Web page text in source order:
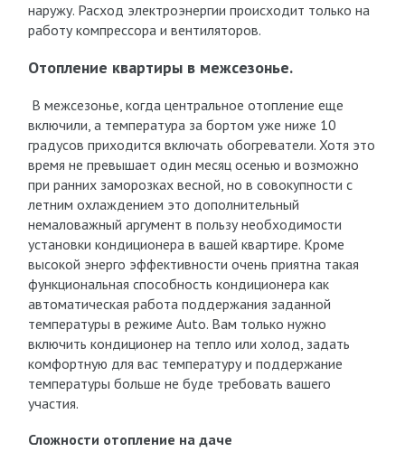
наружу. Расход электроэнергии происходит только на
работу компрессора и вентиляторов.
Отопление квартиры в межсезонье.
В межсезонье, когда центральное отопление еще
включили, а температура за бортом уже ниже 10
градусов приходится включать обогреватели. Хотя это
время не превышает один месяц осенью и возможно
при ранних заморозках весной, но в совокупности с
летним охлаждением это дополнительный
немаловажный аргумент в пользу необходимости
установки кондиционера в вашей квартире. Кроме
высокой энерго эффективности очень приятна такая
функциональная способность кондиционера как
автоматическая работа поддержания заданной
температуры в режиме Auto. Вам только нужно
включить кондиционер на тепло или холод, задать
комфортную для вас температуру и поддержание
температуры больше не буде требовать вашего
участия.
Сложности отопление на даче